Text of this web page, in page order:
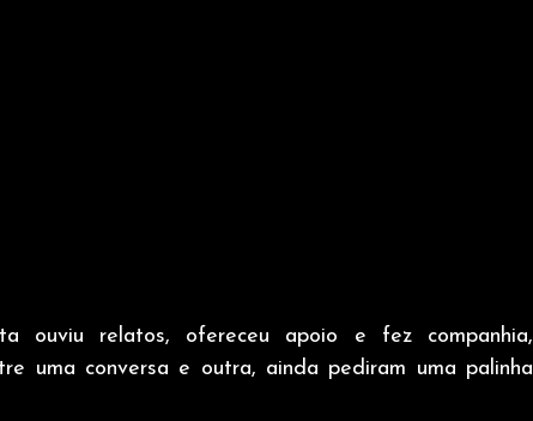
ouviu relatos, ofereceu apoio e fez companhia,
uma conversa e outra, ainda pediram uma palinha